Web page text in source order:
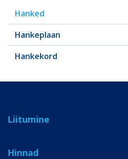
Hanked
Hankeplaan
Hankekord
Liitumine
Hinnad